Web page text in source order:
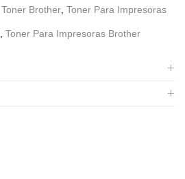
Toner Brother Toner Para Impresoras
Toner Para Impresoras Brother